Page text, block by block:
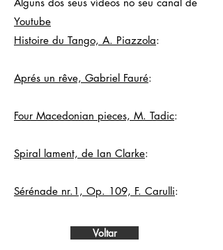
Youtube
Histoire du Tango, A. Piazzola:
Aprés un rêve, Gabriel Fauré:
Four Macedonian pieces, M. Tadic:
Spiral lament, de Ian Clarke:
Sérénade nr.1, Op. 109, F. Carulli:
Voltar